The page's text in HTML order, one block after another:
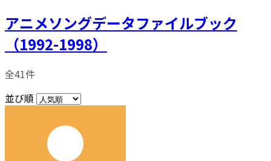
アニメソングデータファイルブック
（1992-1998）
全41件
並び順